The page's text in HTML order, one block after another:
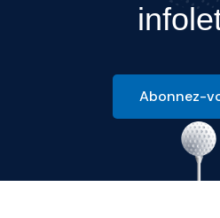
Abonnez-